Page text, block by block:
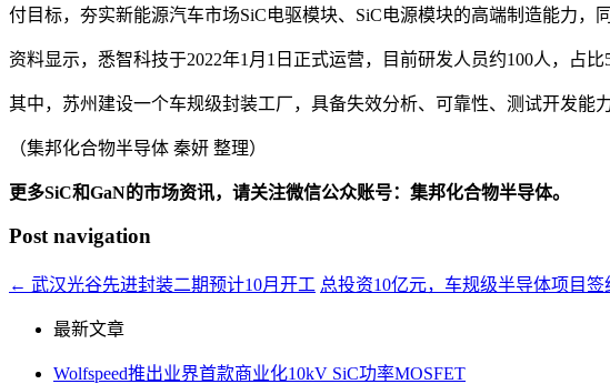
付目标，夯实新能源汽车市场SiC电驱模块、SiC电源模块的高端制造能力，
资料显示，悉智科技于2022年1月1日正式运营，目前研发人员约100人，占
其中，苏州建设一个车规级封装工厂，具备失效分析、可靠性、测试开发能
（集邦化合物半导体 秦妍 整理）
更多SiC和GaN的市场资讯，请关注微信公众账号：集邦化合物半导体。
Post navigation
← 武汉光谷先进封装二期预计10月开工 总投资10亿元，车规级半导体项目
最新文章
Wolfspeed推出业界首款商业化10kV SiC功率MOSFET